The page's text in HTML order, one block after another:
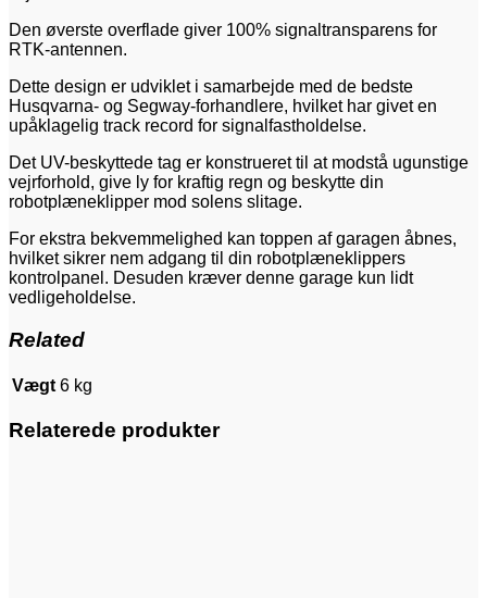
Den øverste overflade giver 100% signaltransparens for
RTK-antennen.
Dette design er udviklet i samarbejde med de bedste
Husqvarna- og Segway-forhandlere, hvilket har givet en
upåklagelig track record for signalfastholdelse.
Det UV-beskyttede tag er konstrueret til at modstå ugunstige
vejrforhold, give ly for kraftig regn og beskytte din
robotplæneklipper mod solens slitage.
For ekstra bekvemmelighed kan toppen af garagen åbnes,
hvilket sikrer nem adgang til din robotplæneklippers
kontrolpanel. Desuden kræver denne garage kun lidt
vedligeholdelse.
Related
Vægt 6 kg
Relaterede produkter